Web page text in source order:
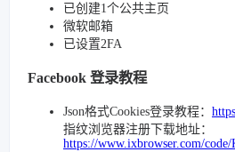
已创建1个公共主页
微软邮箱
已设置2FA
Facebook 登录教程
Json格式Cookies登录教程：
指纹浏览器注册下载地址：
https://www.ixbrowser.com/